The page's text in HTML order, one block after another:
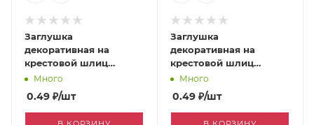
Заглушка
декоративная на
крестовой шлиц
черный [060045843]
Много
0.49 ₽/шт
Заглушка
декоративная на
крестовой шлиц
светло-серый
[0024982]
Много
0.49 ₽/шт